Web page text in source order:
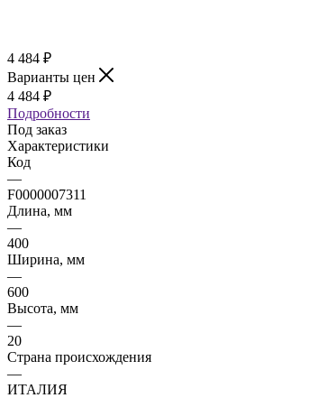
4 484 ₽
Варианты цен
4 484 ₽
Подробности
Под заказ
Характеристики
Код
—
F0000007311
Длина, мм
—
400
Ширина, мм
—
600
Высота, мм
—
20
Страна происхождения
—
ИТАЛИЯ